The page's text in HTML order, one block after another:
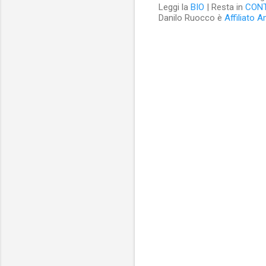
Leggi la BIO | Resta in
Danilo Ruocco è Affiliato